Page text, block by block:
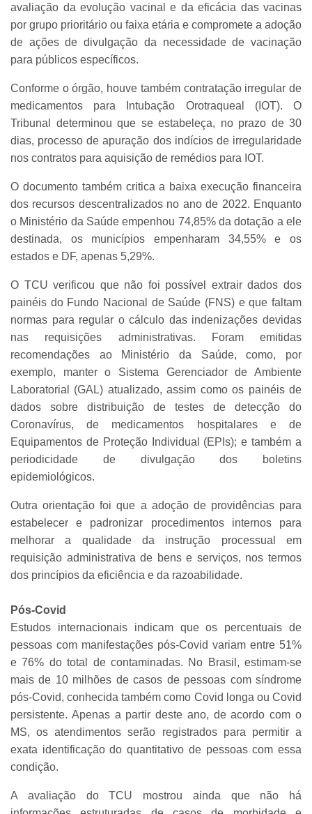
avaliação da evolução vacinal e da eficácia das vacinas
por grupo prioritário ou faixa etária e compromete a adoção
de ações de divulgação da necessidade de vacinação
para públicos específicos.
Conforme o órgão, houve também contratação irregular de
medicamentos para Intubação Orotraqueal (IOT). O
Tribunal determinou que se estabeleça, no prazo de 30
dias, processo de apuração dos indícios de irregularidade
nos contratos para aquisição de remédios para IOT.
O documento também critica a baixa execução financeira
dos recursos descentralizados no ano de 2022. Enquanto
o Ministério da Saúde empenhou 74,85% da dotação a ele
destinada, os municípios empenharam 34,55% e os
estados e DF, apenas 5,29%.
O TCU verificou que não foi possível extrair dados dos
painéis do Fundo Nacional de Saúde (FNS) e que faltam
normas para regular o cálculo das indenizações devidas
nas requisições administrativas. Foram emitidas
recomendações ao Ministério da Saúde, como, por
exemplo, manter o Sistema Gerenciador de Ambiente
Laboratorial (GAL) atualizado, assim como os painéis de
dados sobre distribuição de testes de detecção do
Coronavírus, de medicamentos hospitalares e de
Equipamentos de Proteção Individual (EPIs); e também a
periodicidade de divulgação dos boletins
epidemiológicos.
Outra orientação foi que a adoção de providências para
estabelecer e padronizar procedimentos internos para
melhorar a qualidade da instrução processual em
requisição administrativa de bens e serviços, nos termos
dos princípios da eficiência e da razoabilidade.
Pós-Covid
Estudos internacionais indicam que os percentuais de
pessoas com manifestações pós-Covid variam entre 51%
e 76% do total de contaminadas. No Brasil, estimam-se
mais de 10 milhões de casos de pessoas com síndrome
pós-Covid, conhecida também como Covid longa ou Covid
persistente. Apenas a partir deste ano, de acordo com o
MS, os atendimentos serão registrados para permitir a
exata identificação do quantitativo de pessoas com essa
condição.
A avaliação do TCU mostrou ainda que não há